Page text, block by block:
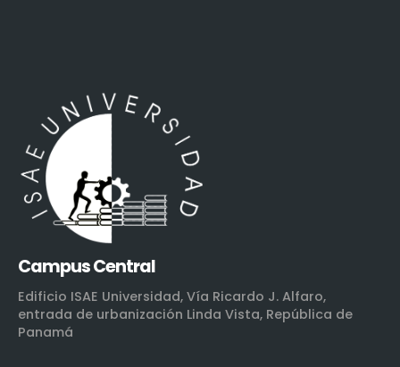
Campus Central
Edificio ISAE Universidad, Vía Ricardo J. Alfaro,
entrada de urbanización Linda Vista, República de
Panamá